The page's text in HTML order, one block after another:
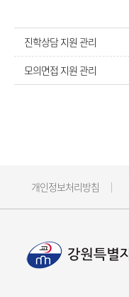
진학상담 지원 관리
모의면접 지원 관리
개인정보처리방침